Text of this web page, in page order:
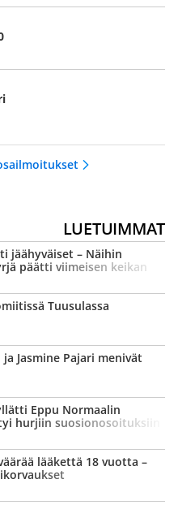
LUETUIMMAT
jäähyväiset – Näihin
päätti viimeisen keikan
Tuusulassa
Jasmine Pajari menivät
Eppu Normaalin
hurjiin suosion­osoituksiin
lääkettä 18 vuotta –